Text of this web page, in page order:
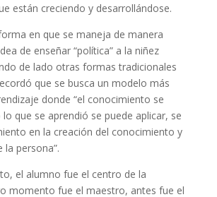
están creciendo y desarrollándose.
en que se maneja de manera
de enseñar “política” a la niñez
de lado otras formas tradicionales
que se busca un modelo más
donde “el conocimiento se
que se aprendió se puede aplicar, se
en la creación del conocimiento y
la persona”.
el alumno fue el centro de la
momento fue el maestro, antes fue el